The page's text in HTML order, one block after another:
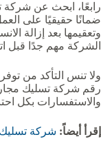
رابعًا، ابحث عن شركة
ضمانًا حقيقيًا على
وتعقيمها بعد إزالة
الشركة مهم جدًا قبل
ولا تنس التأكد من
والاستفسارات بكل
إقرأ أيضاً: شركة